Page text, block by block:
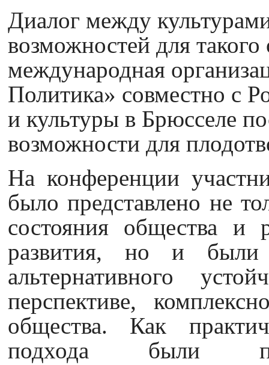
Диалог между
возможностей для
международная
Политика» совместно с
и культуры в Брюсселе
возможности для
На конференции
было представлено не
состояния общества и
развития, но и были
альтернативного
перспективе,
общества. Как
подхода были